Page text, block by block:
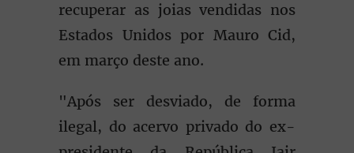
recuperar as joias vendidas nos
Estados Unidos por Mauro Cid,
em março deste ano.
"Após ser desviado, de forma
ilegal, do acervo privado do ex-